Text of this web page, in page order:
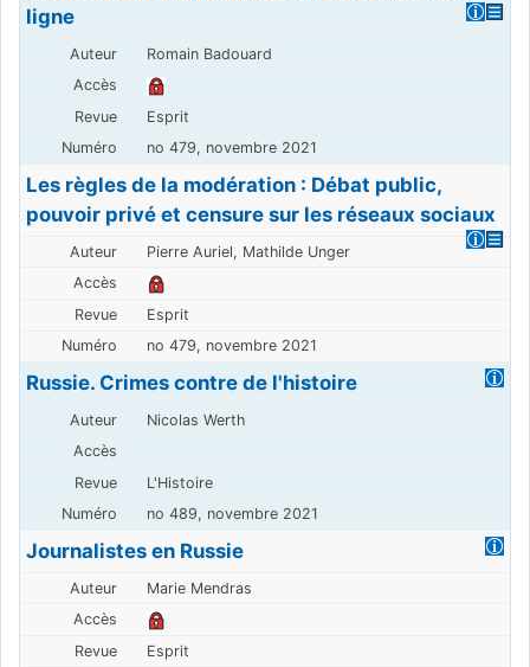
ligne
Romain Badouard
Esprit
no 479, novembre 2021
Les règles de la modération : Débat public,
pouvoir privé et censure sur les réseaux sociaux
Pierre Auriel, Mathilde Unger
Esprit
no 479, novembre 2021
Russie. Crimes contre de l'histoire
Nicolas Werth
L'Histoire
no 489, novembre 2021
Journalistes en Russie
Marie Mendras
Esprit